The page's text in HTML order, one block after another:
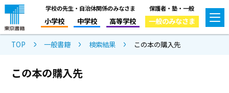
学校の先生・自治体関係のみなさま
小学校 中学校 高等学校
保護者・塾・一般
一般のみなさま
TOP 一般書籍 検索結果 この本の購入先
この本の購入先